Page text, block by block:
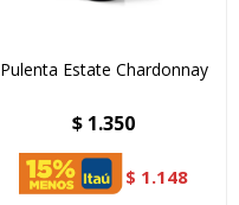
Pulenta Estate Chardonnay
$ 1.350
$ 1.148